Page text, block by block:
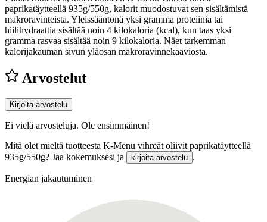
paprikatäytteellä 935g/550g, kalorit muodostuvat sen sisältämistä
makroravinteista. Yleissääntönä yksi gramma proteiinia tai
hiilihydraattia sisältää noin 4 kilokaloria (kcal), kun taas yksi
gramma rasvaa sisältää noin 9 kilokaloria. Näet tarkemman
kalorijakauman sivun yläosan makroravinnekaaviosta.
Arvostelut
Kirjoita arvostelu
Ei vielä arvosteluja. Ole ensimmäinen!
Mitä olet mieltä tuotteesta K-Menu vihreät oliivit paprikatäytteellä
935g/550g? Jaa kokemuksesi ja
kirjoita arvostelu .
Energian jakautuminen